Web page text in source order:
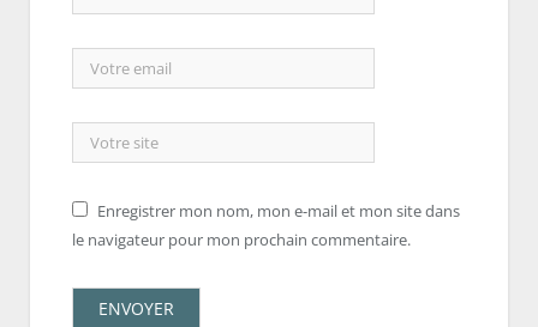
Enregistrer mon nom, mon e-mail et mon site dans
le navigateur pour mon prochain commentaire.